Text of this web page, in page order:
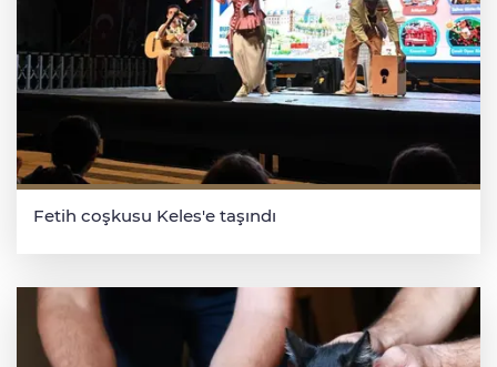
Fetih coşkusu Keles'e taşındı